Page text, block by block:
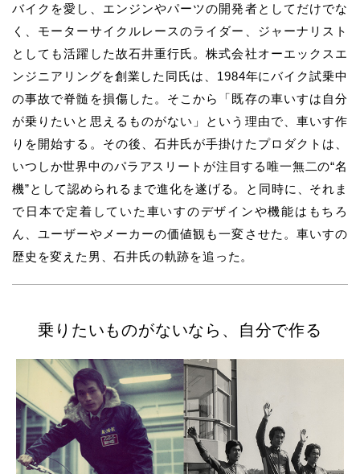
バイクを愛し、エンジンやパーツの開発者としてだけでな
く、モーターサイクルレースのライダー、ジャーナリスト
としても活躍した故石井重行氏。株式会社オーエックスエ
ンジニアリングを創業した同氏は、1984年にバイク試乗中
の事故で脊髄を損傷した。そこから「既存の車いすは自分
が乗りたいと思えるものがない」という理由で、車いす作
りを開始する。その後、石井氏が手掛けたプロダクトは、
いつしか世界中のパラアスリートが注目する唯一無二の“名
機”として認められるまで進化を遂げる。と同時に、それま
で日本で定着していた車いすのデザインや機能はもちろ
ん、ユーザーやメーカーの価値観も一変させた。車いすの
歴史を変えた男、石井氏の軌跡を追った。
乗りたいものがないなら、自分で作る